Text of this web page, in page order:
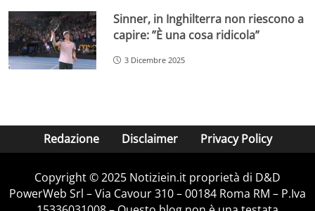
Sinner, in Inghilterra non riescono a
capire: ”È una cosa ridicola”
3 Dicembre 2025
Redazione Disclaimer Privacy Policy
Copyright © 2025 Notiziein.it proprietà di D&D
PowerWeb Srl – Via Cavour 310 – 00184 Roma RM – P.Iva